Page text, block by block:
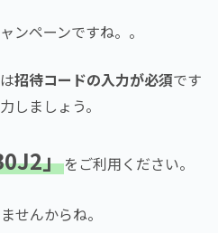
ンペーンですね。。
招待コードの入力が必須です
しましょう。
」をご利用ください。
せんからね。